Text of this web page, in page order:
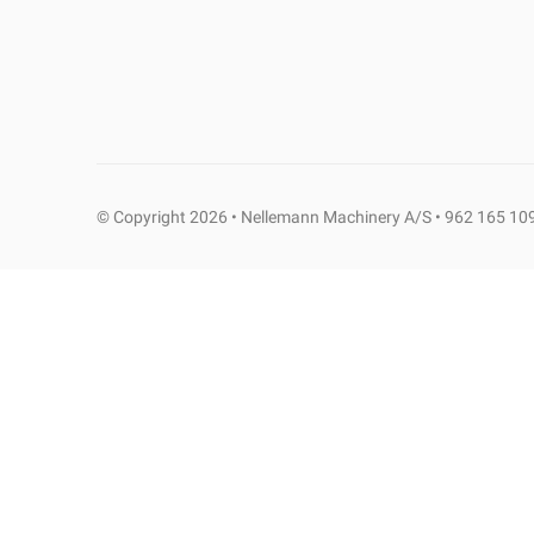
© Copyright 2026 • Nellemann Machinery A/S • 962 165